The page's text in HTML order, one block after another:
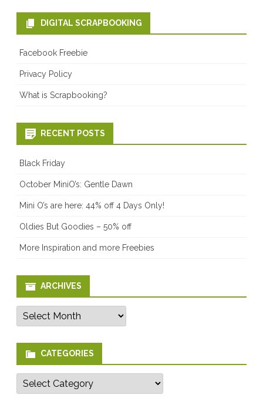
DIGITAL SCRAPBOOKING
Facebook Freebie
Privacy Policy
What is Scrapbooking?
RECENT POSTS
Black Friday
October MiniO’s: Gentle Dawn
Mini O’s are here: 44% off 4 Days Only!
Oldies But Goodies – 50% off
More Inspiration and more Freebies
ARCHIVES
Archives
CATEGORIES
Categories